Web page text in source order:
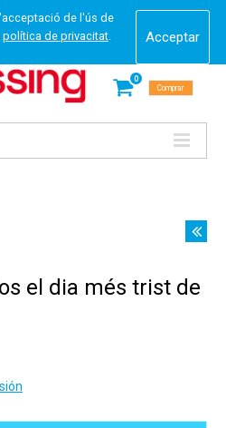
de l'ús de
política de privacitat.
0
Comprar
el dia més trist de